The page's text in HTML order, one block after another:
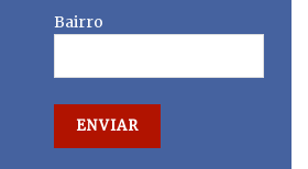
Bairro